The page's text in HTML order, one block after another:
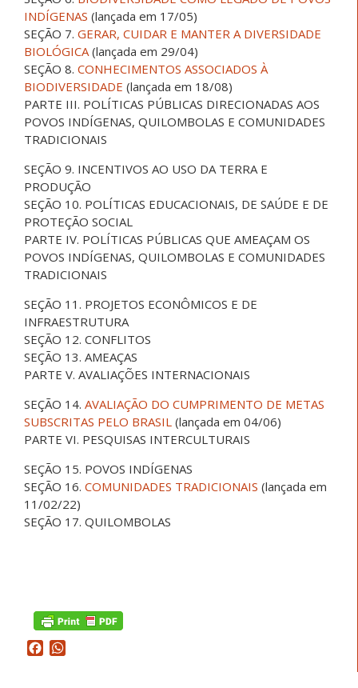
INDÍGENAS (lançada em 17/05)
SEÇÃO 7. GERAR, CUIDAR E MANTER A DIVERSIDADE
BIOLÓGICA (lançada em 29/04)
SEÇÃO 8. CONHECIMENTOS ASSOCIADOS À
BIODIVERSIDADE (lançada em 18/08)
PARTE III. POLÍTICAS PÚBLICAS DIRECIONADAS AOS
POVOS INDÍGENAS, QUILOMBOLAS E COMUNIDADES
TRADICIONAIS
SEÇÃO 9. INCENTIVOS AO USO DA TERRA E
PRODUÇÃO
SEÇÃO 10. POLÍTICAS EDUCACIONAIS, DE SAÚDE E DE
PROTEÇÃO SOCIAL
PARTE IV. POLÍTICAS PÚBLICAS QUE AMEAÇAM OS
POVOS INDÍGENAS, QUILOMBOLAS E COMUNIDADES
TRADICIONAIS
SEÇÃO 11. PROJETOS ECONÔMICOS E DE
INFRAESTRUTURA
SEÇÃO 12. CONFLITOS
SEÇÃO 13. AMEAÇAS
PARTE V. AVALIAÇÕES INTERNACIONAIS
SEÇÃO 14. AVALIAÇÃO DO CUMPRIMENTO DE METAS
SUBSCRITAS PELO BRASIL (lançada em 04/06)
PARTE VI. PESQUISAS INTERCULTURAIS
SEÇÃO 15. POVOS INDÍGENAS
SEÇÃO 16. COMUNIDADES TRADICIONAIS (lançada em
11/02/22)
SEÇÃO 17. QUILOMBOLAS
Facebook